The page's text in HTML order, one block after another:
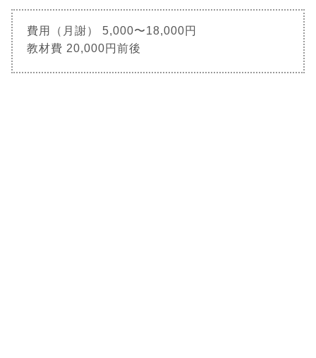
費用（月謝） 5,000〜18,000円
教材費 20,000円前後